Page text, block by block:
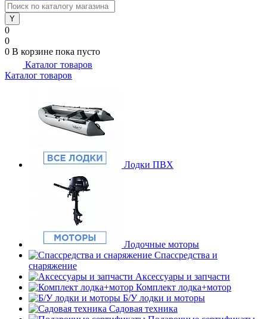
0
0
0 В корзине пока пусто
Каталог товаров
Каталог товаров
Лодки ПВХ
Лодочные моторы
Спассредства и
снаряжение
Аксессуары и запчасти
Комплект лодка+мотор
Б/У лодки и моторы
Садовая техника